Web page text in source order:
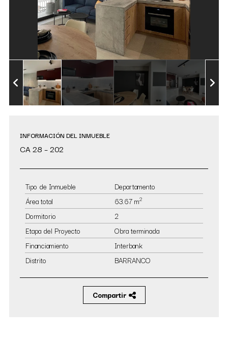
INFORMACIÓN DEL INMUEBLE
CA 28 – 202
Tipo de Inmueble
Departamento
Área total
63.67 m2
Dormitorio
2
Etapa del Proyecto
Obra terminada
Financiamiento
Interbank
Distrito
BARRANCO
Compartir